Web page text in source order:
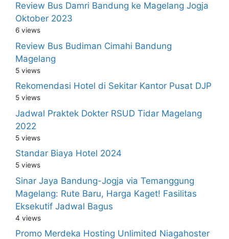
Review Bus Damri Bandung ke Magelang Jogja
Oktober 2023
6 views
Review Bus Budiman Cimahi Bandung
Magelang
5 views
Rekomendasi Hotel di Sekitar Kantor Pusat DJP
5 views
Jadwal Praktek Dokter RSUD Tidar Magelang
2022
5 views
Standar Biaya Hotel 2024
5 views
Sinar Jaya Bandung-Jogja via Temanggung
Magelang: Rute Baru, Harga Kaget! Fasilitas
Eksekutif Jadwal Bagus
4 views
Promo Merdeka Hosting Unlimited Niagahoster